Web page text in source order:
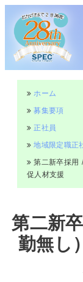
ホーム
募集要項
正社員
地域限定職正
第二新卒採用
促人材支援
第二新
勤無し